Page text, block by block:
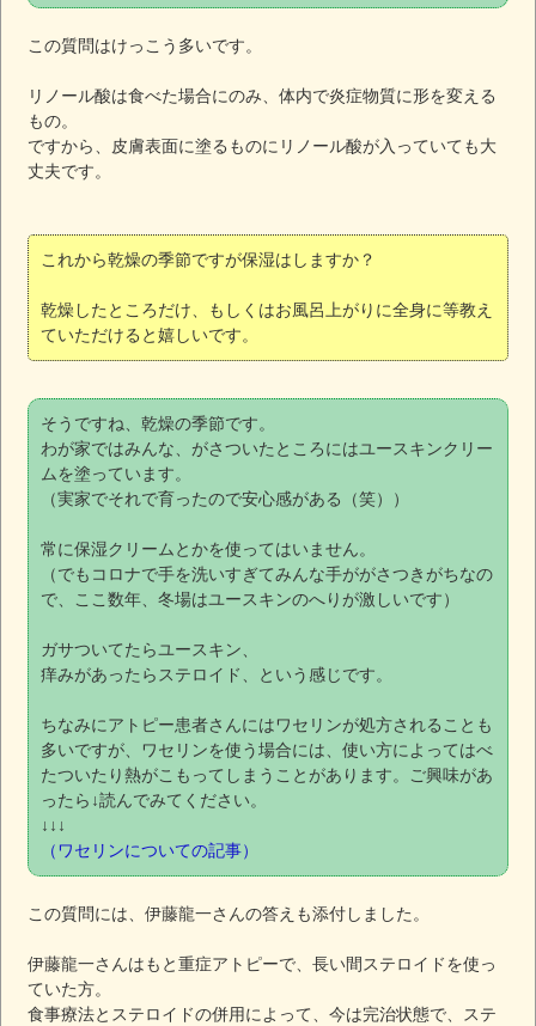
この質問はけっこう多いです。
リノール酸は食べた場合にのみ、体内で炎症物質に形を変える
もの。
ですから、皮膚表面に塗るものにリノール酸が入っていても大
丈夫です。
これから乾燥の季節ですが保湿はしますか？
乾燥したところだけ、もしくはお風呂上がりに全身に等教え
ていただけると嬉しいです。
そうですね、乾燥の季節です。
わが家ではみんな、がさついたところにはユースキンクリー
ムを塗っています。
（実家でそれで育ったので安心感がある（笑））
常に保湿クリームとかを使ってはいません。
（でもコロナで手を洗いすぎてみんな手ががさつきがちなの
で、ここ数年、冬場はユースキンのへりが激しいです）
ガサついてたらユースキン、
痒みがあったらステロイド、という感じです。
ちなみにアトピー患者さんにはワセリンが処方されることも
多いですが、ワセリンを使う場合には、使い方によってはべ
たついたり熱がこもってしまうことがあります。ご興味があ
ったら↓読んでみてください。
↓↓↓
（ワセリンについての記事）
この質問には、伊藤龍一さんの答えも添付しました。
伊藤龍一さんはもと重症アトピーで、長い間ステロイドを使っ
ていた方。
食事療法とステロイドの併用によって、今は完治状態で、ステ